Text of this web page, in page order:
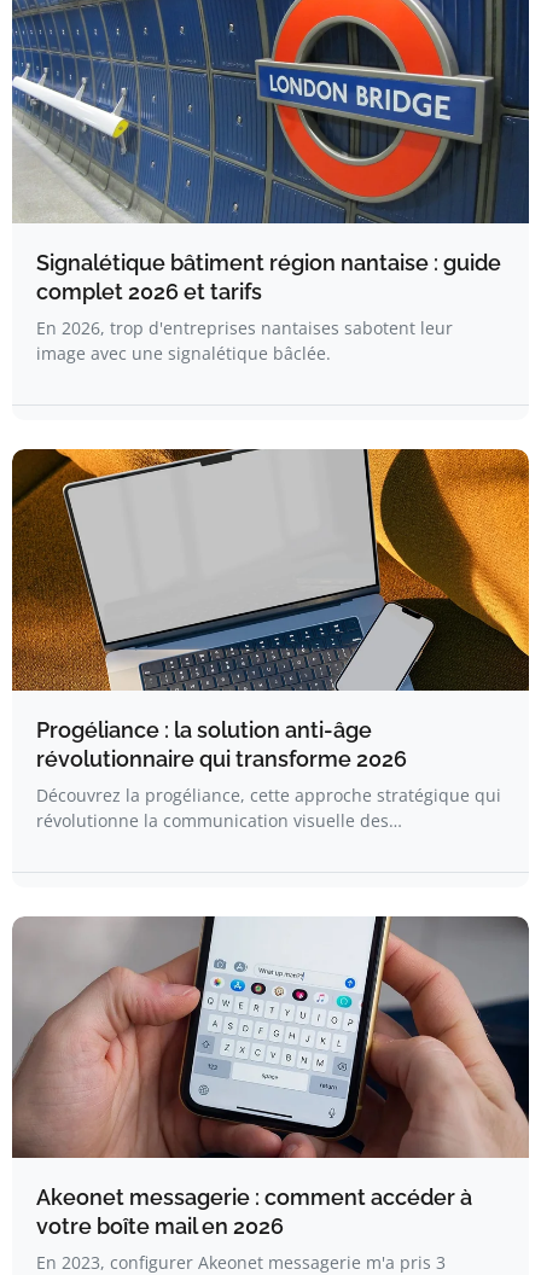
Signalétique bâtiment région nantaise : guide
complet 2026 et tarifs
En 2026, trop d'entreprises nantaises sabotent leur
image avec une signalétique bâclée.
Progéliance : la solution anti-âge
révolutionnaire qui transforme 2026
Découvrez la progéliance, cette approche stratégique qui
révolutionne la communication visuelle des…
Akeonet messagerie : comment accéder à
votre boîte mail en 2026
En 2023, configurer Akeonet messagerie m'a pris 3